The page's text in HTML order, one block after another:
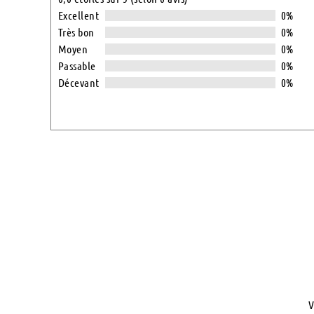
0,0
out
of
5
Excellent
0%
Très bon
0%
Moyen
0%
Passable
0%
Décevant
0%